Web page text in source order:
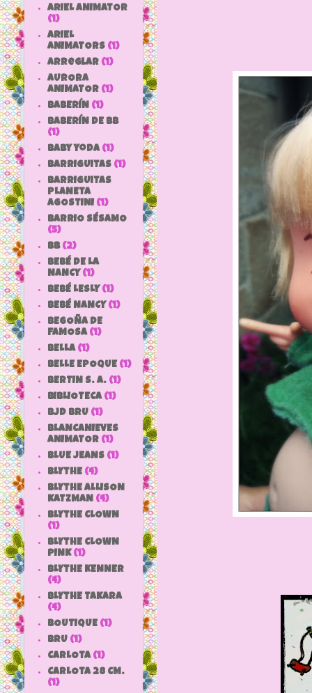
ARIEL ANIMATOR
(1)
ARIEL
ANIMATORS (1)
arreglar (1)
AURORA
ANIMATOR (1)
BABERÍN (1)
BABERÍN DE BB
(1)
baby yoda (1)
BARRIGUITAS (1)
BARRIGUITAS
PLANETA
AGOSTINI (1)
BARRIO SÉSAMO
(5)
bb (2)
BEBÉ DE LA
NANCY (1)
BEBÉ LESLY (1)
BEBÉ NANCY (1)
BEGOÑA DE
FAMOSA (1)
BELLA (1)
BELLE EPOQUE (1)
BERTIN S. A. (1)
BIBLIOTECA (1)
BJD BRU (1)
BLANCANIEVES
ANIMATOR (1)
BLUE JEANS (1)
BLYTHE (4)
BLYTHE ALLISON
KATZMAN (4)
BLYTHE CLOWN
(1)
BLYTHE CLOWN
PINK (1)
BLYTHE KENNER
(4)
BLYTHE TAKARA
(4)
BOUTIQUE (1)
BRU (1)
CARLOTA (1)
CARLOTA 28 CM.
(1)